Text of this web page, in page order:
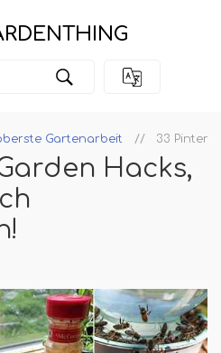
Gartenarbeit 33
Hacks,